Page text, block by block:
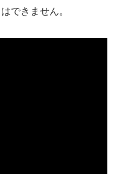
できません。